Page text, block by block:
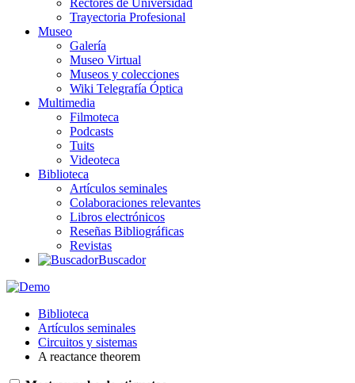
Rectores de Universidad
Trayectoria Profesional
Museo
Galería
Museo Virtual
Museos y colecciones
Wiki Telegrafía Óptica
Multimedia
Filmoteca
Podcasts
Tuits
Videoteca
Biblioteca
Artículos seminales
Colaboraciones relevantes
Libros electrónicos
Reseñas Bibliográficas
Revistas
Buscador
Biblioteca
Artículos seminales
Circuitos y sistemas
A reactance theorem